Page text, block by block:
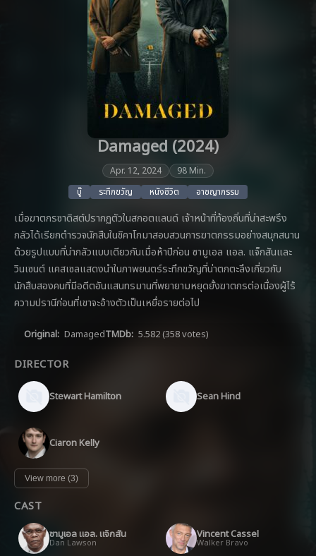
Damaged (2024)
Apr. 12, 2024
98 Min.
บู๊
ระทึกขวัญ หนังชีวิต อาชญากรรม
เมื่อฆาตกรซาดิสต์ปรากฏตัวในสกอตแลนด์ เจ้าหน้าที่ท้องถิ่นที่น่าสะพรึง
กลัวได้เรียกตำรวจนักสืบในชิคาโกมาสอบสวนการฆาตกรรมอย่างสนุกสนาน
ด้วยรูปแบบที่น่ากลัวแบบเดียวกันเมื่อห้าปีก่อน ซามูเอล แอล. แจ็กสันและ
วินเซนต์ แคสเซลแสดงนำในภาพยนตร์ระทึกขวัญที่น่าตกตะลึงเกี่ยวกับ
นักสืบสองคนที่มีอดีตอันแสนทรมานที่พยายามหยุดยั้งฆาตกรต่อเนื่องผู้ไร้
ความปรานีก่อนที่เขาจะอ้างตัวเป็นเหยื่อรายต่อไป
Original: DamagedTMDb: 5.582(358 votes)
DIRECTOR
Stewart Hamilton Sean Hind
Ciaron Kelly
View more (3)
CAST
ซามูเอล แอล. แจ็กสัน
Dan Lawson
Vincent Cassel
Walker Bravo